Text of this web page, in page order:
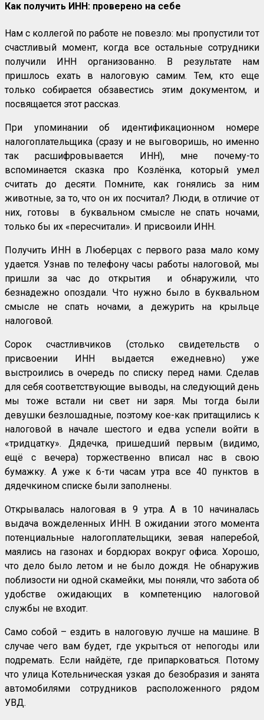
Как получить ИНН: проверено на себе
Нам с коллегой по работе не повезло: мы пропустили тот
счастливый момент, когда все остальные сотрудники
получили ИНН организованно. В результате нам
пришлось ехать в налоговую самим. Тем, кто еще
только собирается обзавестись этим документом, и
посвящается этот рассказ.
При упоминании об идентификационном номере
налогоплательщика (сразу и не выговоришь, но именно
так расшифровывается ИНН), мне почему-то
вспоминается сказка про Козлёнка, который умел
считать до десяти. Помните, как гонялись за ним
животные, за то, что он их посчитал? Люди, в отличие от
них, готовы в буквальном смысле не спать ночами,
только бы их «пересчитали». И присвоили ИНН.
Получить ИНН в Люберцах с первого раза мало кому
удается. Узнав по телефону часы работы налоговой, мы
пришли за час до открытия и обнаружили, что
безнадежно опоздали. Что нужно было в буквальном
смысле не спать ночами, а дежурить на крыльце
налоговой.
Сорок счастливчиков (столько свидетельств о
присвоении ИНН выдается ежедневно) уже
выстроились в очередь по списку перед нами. Сделав
для себя соответствующие выводы, на следующий день
мы тоже встали ни свет ни заря. Мы тогда были
девушки безлошадные, поэтому кое-как притащились к
налоговой в начале шестого и едва успели войти в
«тридцатку». Дядечка, пришедший первым (видимо,
ещё с вечера) торжественно вписал нас в свою
бумажку. А уже к 6-ти часам утра все 40 пунктов в
дядечкином списке были заполнены.
Открывалась налоговая в 9 утра. А в 10 начиналась
выдача вожделенных ИНН. В ожидании этого момента
потенциальные налогоплательщики, зевая наперебой,
маялись на газонах и бордюрах вокруг офиса. Хорошо,
что дело было летом и не было дождя. Не обнаружив
поблизости ни одной скамейки, мы поняли, что забота об
удобстве ожидающих в компетенцию налоговой
службы не входит.
Само собой – ездить в налоговую лучше на машине. В
случае чего вам будет, где укрыться от непогоды или
подремать. Если найдёте, где припарковаться. Потому
что улица Котельническая узкая до безобразия и занята
автомобилями сотрудников расположенного рядом
УВД.